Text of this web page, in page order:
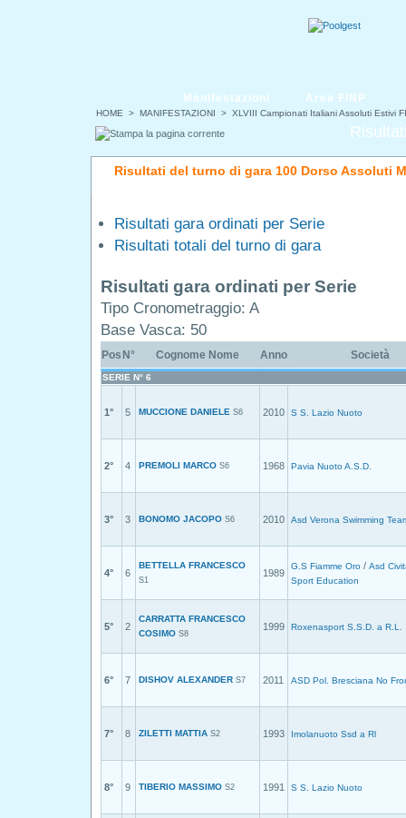
HOME > MANIFESTAZIONI > XLVIII Campionati Italiani Assoluti Estivi
Manifestazioni Area FINP
Risultati del turno di gara 100 Dorso Assoluti
Risultati gara ordinati per Serie
Risultati totali del turno di gara
Risultati gara ordinati per Serie
Tipo Cronometraggio: A
Base Vasca: 50
Pos N° Cognome Nome Anno Società
SERIE N° 6
1° 5 MUCCIONE DANIELE S6 2010 S S. Lazio Nuoto
2° 4 PREMOLI MARCO S6 1968 Pavia Nuoto A.S.D.
3° 3 BONOMO JACOPO S6 2010 Asd Verona Swimming
4° 6
BETTELLA FRANCESCO
S1
1989
G.S Fiamme Oro / Asd
Sport Education
5° 2
CARRATTA FRANCESCO
COSIMO S8
1999 Roxenasport S.S.D. a R.L.
6° 7 DISHOV ALEXANDER S7 2011 ASD Pol. Bresciana No
7° 8 ZILETTI MATTIA S2 1993 Imolanuoto Ssd a Rl
8° 9 TIBERIO MASSIMO S2 1991 S S. Lazio Nuoto